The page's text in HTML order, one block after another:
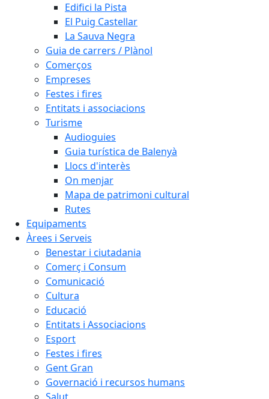
Edifici la Pista
El Puig Castellar
La Sauva Negra
Guia de carrers / Plànol
Comerços
Empreses
Festes i fires
Entitats i associacions
Turisme
Audioguies
Guia turística de Balenyà
Llocs d'interès
On menjar
Mapa de patrimoni cultural
Rutes
Equipaments
Àrees i Serveis
Benestar i ciutadania
Comerç i Consum
Comunicació
Cultura
Educació
Entitats i Associacions
Esport
Festes i fires
Gent Gran
Governació i recursos humans